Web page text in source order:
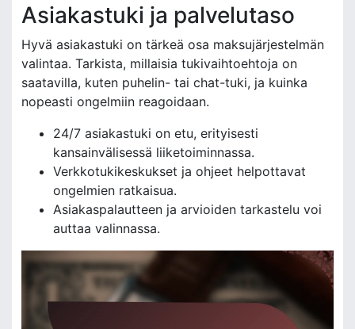
Asiakastuki ja palvelutaso
Hyvä asiakastuki on tärkeä osa maksujärjestelmän
valintaa. Tarkista, millaisia tukivaihtoehtoja on
saatavilla, kuten puhelin- tai chat-tuki, ja kuinka
nopeasti ongelmiin reagoidaan.
24/7 asiakastuki on etu, erityisesti
kansainvälisessä liiketoiminnassa.
Verkkotukikeskukset ja ohjeet helpottavat
ongelmien ratkaisua.
Asiakaspalautteen ja arvioiden tarkastelu voi
auttaa valinnassa.